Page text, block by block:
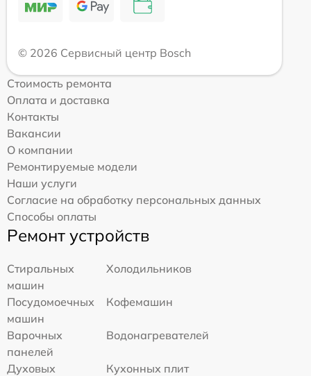
© 2026 Сервисный центр Bosch
Стоимость ремонта
Оплата и доставка
Контакты
Вакансии
О компании
Ремонтируемые модели
Наши услуги
Согласие на обработку персональных данных
Способы оплаты
Ремонт устройств
Стиральных
машин
Холодильников
Посудомоечных
машин
Кофемашин
Варочных
панелей
Водонагревателей
Духовых
Кухонных плит